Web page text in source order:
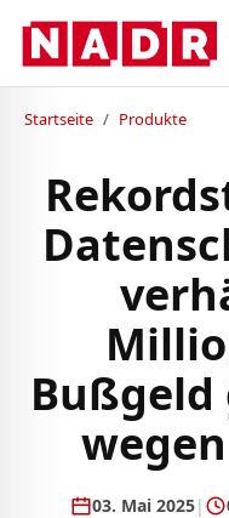
Startseite / Produkte
Bußgeld
03. Mai 2025|